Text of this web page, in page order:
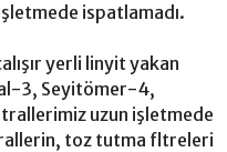
ispatlamadı.
yerli linyit yakan
3, Seyitömer-4,
uzun işletmede
toz tutma fltreleri